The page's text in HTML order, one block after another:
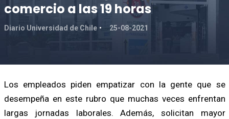
comercio a las 19 horas
Diario Universidad de Chile 25-08-2021
Los empleados piden empatizar con la gente que se
desempeña en este rubro que muchas veces enfrentan
largas jornadas laborales. Además, solicitan mayor